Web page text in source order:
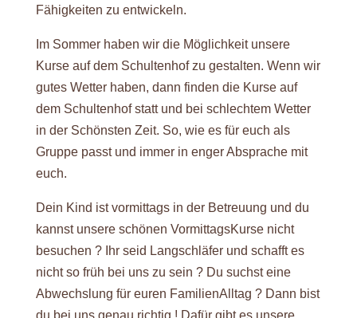
Fähigkeiten zu entwickeln.
Im Sommer haben wir die Möglichkeit unsere
Kurse auf dem Schultenhof zu gestalten. Wenn wir
gutes Wetter haben, dann finden die Kurse auf
dem Schultenhof statt und bei schlechtem Wetter
in der Schönsten Zeit. So, wie es für euch als
Gruppe passt und immer in enger Absprache mit
euch.
Dein Kind ist vormittags in der Betreuung und du
kannst unsere schönen VormittagsKurse nicht
besuchen ? Ihr seid Langschläfer und schafft es
nicht so früh bei uns zu sein ? Du suchst eine
Abwechslung für euren FamilienAlltag ? Dann bist
du bei uns genau richtig ! Dafür gibt es unsere